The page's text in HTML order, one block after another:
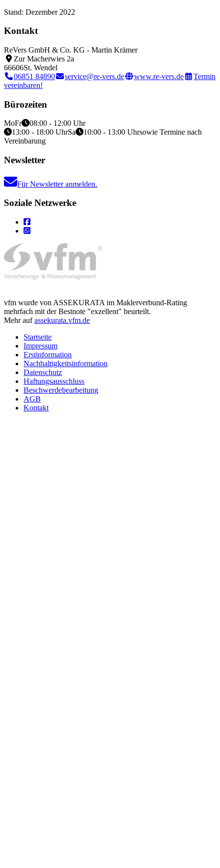
Stand: Dezember 2022
Kontakt
ReVers GmbH & Co. KG - Martin Krämer
Zur Macherwies 2a
66606St. Wendel
06851 84890
service@re-vers.de www.re-vers.de
Termin
vereinbaren!
Bürozeiten
MoFr
08:00 - 12:00 Uhr
13:00 - 18:00 UhrSa 10:00 - 13:00 Uhrsowie Termine nach
Vereinbarung
Newsletter
Für Newsletter anmelden.
Soziale Netzwerke
vfm wurde von ASSEKURATA im Maklerverbund-Rating
mehrfach mit der Bestnote "exzellent" beurteilt.
Mehr aufassekurata.vfm.de
Startseite
Impressum
Erstinformation
Nachhaltigkeitsinformation
Datenschutz
Haftungsausschluss
Beschwerdebearbeitung
AGB
Kontakt